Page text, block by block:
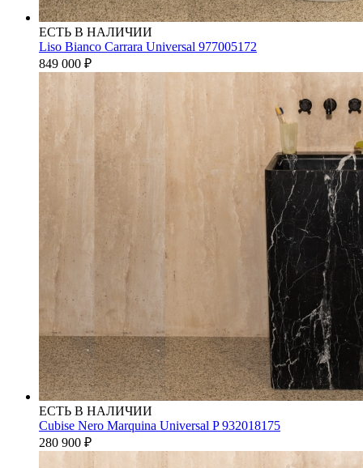
ЕСТЬ В НАЛИЧИИ
Liso Bianco Carrara Universal 977005172
849 000 ₽
ЕСТЬ В НАЛИЧИИ
Cubise Nero Marquina Universal P 932018175
280 900 ₽